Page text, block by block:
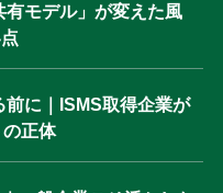
モデル」が変えた風
前に｜ISMS取得企業が
正体